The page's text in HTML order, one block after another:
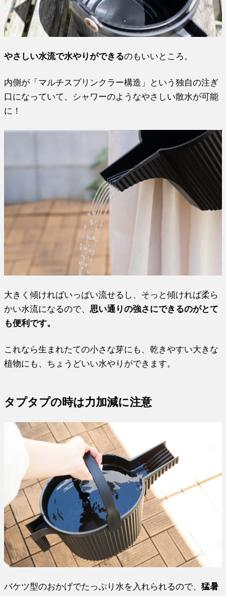
やさしい水流で水やりができるのもいいところ。
内側が「マルチスプリンクラー構造」という独自の注ぎ
口になっていて、シャワーのようなやさしい散水が可能
に！
大きく傾ければいっぱい流せるし、そっと傾ければ柔ら
かい水流になるので、思い通りの強さにできるのがとて
も便利です。
これなら生まれたての小さな芽にも、乾きやすい大きな
植物にも、ちょうどいい水やりができます。
タプタプの時は力加減に注意
バケツ型のおかげでたっぷり水を入れられるので、猛暑